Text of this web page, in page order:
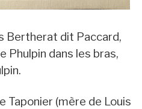
Bertherat dit Paccard,
Phulpin dans les bras,
Taponier (mère de Louis